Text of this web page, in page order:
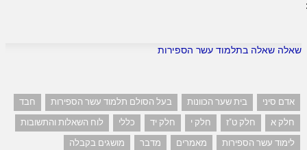
שאלה שאלה בתלמוד עשר הספירות
אדם סיני בית שער הכוונות בעל הסולם תלמוד עשר הספירות
חבד
חלק א
חלק ט"ז חלק י חלק יד כללי
לוח השאלות והתשובות
לימוד עשר הספירות
מאמרים מדבר
מושגים בקבלה